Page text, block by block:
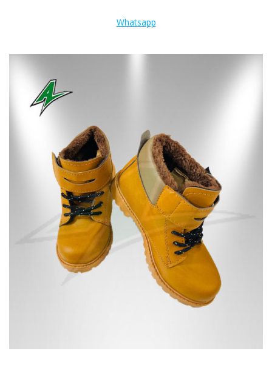
Whatsapp